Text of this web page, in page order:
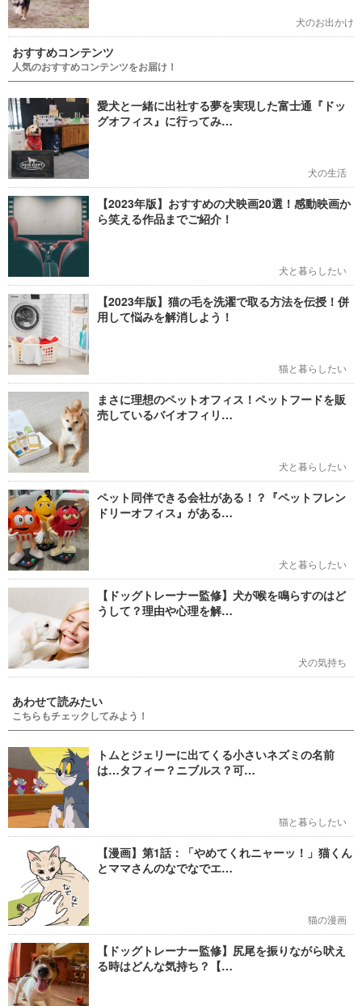
犬のお出かけ
おすすめコンテンツ
人気のおすすめコンテンツをお届け！
愛犬と一緒に出社する夢を実現した富士通『ドッ
グオフィス』に行ってみ…
犬の生活
【2023年版】おすすめの犬映画20選！感動映画か
ら笑える作品までご紹介！
犬と暮らしたい
【2023年版】猫の毛を洗濯で取る方法を伝授！併
用して悩みを解消しよう！
猫と暮らしたい
まさに理想のペットオフィス！ペットフードを販
売しているバイオフィリ…
犬と暮らしたい
ペット同伴できる会社がある！？『ペットフレン
ドリーオフィス』がある…
犬と暮らしたい
【ドッグトレーナー監修】犬が喉を鳴らすのはど
うして？理由や心理を解…
犬の気持ち
あわせて読みたい
こちらもチェックしてみよう！
トムとジェリーに出てくる小さいネズミの名前
は…タフィー？ニブルス？可…
猫と暮らしたい
【漫画】第1話：「やめてくれニャーッ！」猫くん
とママさんのなでなでエ…
猫の漫画
【ドッグトレーナー監修】尻尾を振りながら吠え
る時はどんな気持ち？【…